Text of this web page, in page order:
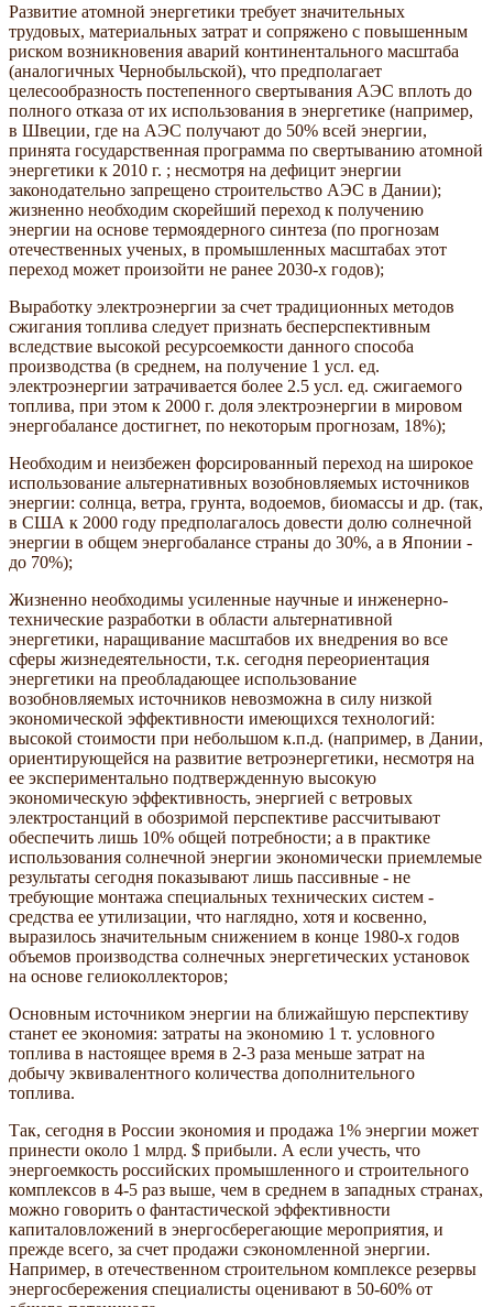
Развитие атомной энергетики требует значительных
трудовых, материальных затрат и сопряжено с повышенным
риском возникновения аварий континентального масштаба
(аналогичных Чернобыльской), что предполагает
целесообразность постепенного свертывания АЭС вплоть до
полного отказа от их использования в энергетике (например,
в Швеции, где на АЭС получают до 50% всей энергии,
принята государственная программа по свертыванию атомной
энергетики к 2010 г. ; несмотря на дефицит энергии
законодательно запрещено строительство АЭС в Дании);
жизненно необходим скорейший переход к получению
энергии на основе термоядерного синтеза (по прогнозам
отечественных ученых, в промышленных масштабах этот
переход может произойти не ранее 2030-х годов);
Выработку электроэнергии за счет традиционных методов
сжигания топлива следует признать бесперспективным
вследствие высокой ресурсоемкости данного способа
производства (в среднем, на получение 1 усл. ед.
электроэнергии затрачивается более 2.5 усл. ед. сжигаемого
топлива, при этом к 2000 г. доля электроэнергии в мировом
энергобалансе достигнет, по некоторым прогнозам, 18%);
Необходим и неизбежен форсированный переход на широкое
использование альтернативных возобновляемых источников
энергии: солнца, ветра, грунта, водоемов, биомассы и др. (так,
в США к 2000 году предполагалось довести долю солнечной
энергии в общем энергобалансе страны до 30%, а в Японии -
до 70%);
Жизненно необходимы усиленные научные и инженерно-
технические разработки в области альтернативной
энергетики, наращивание масштабов их внедрения во все
сферы жизнедеятельности, т.к. сегодня переориентация
энергетики на преобладающее использование
возобновляемых источников невозможна в силу низкой
экономической эффективности имеющихся технологий:
высокой стоимости при небольшом к.п.д. (например, в Дании,
ориентирующейся на развитие ветроэнергетики, несмотря на
ее экспериментально подтвержденную высокую
экономическую эффективность, энергией с ветровых
электростанций в обозримой перспективе рассчитывают
обеспечить лишь 10% общей потребности; а в практике
использования солнечной энергии экономически приемлемые
результаты сегодня показывают лишь пассивные - не
требующие монтажа специальных технических систем -
средства ее утилизации, что наглядно, хотя и косвенно,
выразилось значительным снижением в конце 1980-х годов
объемов производства солнечных энергетических установок
на основе гелиоколлекторов;
Основным источником энергии на ближайшую перспективу
станет ее экономия: затраты на экономию 1 т. условного
топлива в настоящее время в 2-3 раза меньше затрат на
добычу эквивалентного количества дополнительного
топлива.
Так, сегодня в России экономия и продажа 1% энергии может
принести около 1 млрд. $ прибыли. А если учесть, что
энергоемкость российских промышленного и строительного
комплексов в 4-5 раз выше, чем в среднем в западных странах,
можно говорить о фантастической эффективности
капиталовложений в энергосберегающие мероприятия, и
прежде всего, за счет продажи сэкономленной энергии.
Например, в отечественном строительном комплексе резервы
энергосбережения специалисты оценивают в 50-60% от